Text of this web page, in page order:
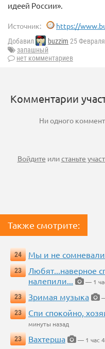
идеей России».
Источник: https://
Добавил buzzim 25
запашный
нет комментариев
Комментарии
Ни одного
Войдите илистаньте
Также смотрите:
24 Мы и не
23
Любят...наверное
налепили...
— 1
23
Зримая музыка
23
Спи спокойно,
минуты назад
23
Вахтерша
— 1 час